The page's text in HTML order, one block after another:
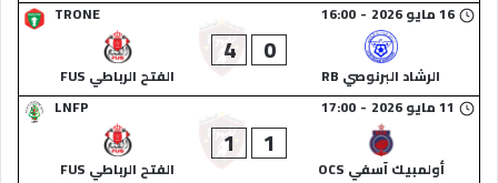
TRONE
16 مايو 2026 -
16:00
الرشاد البرنوصي RB
0
4
الفتح الرباطي FUS
LNFP
11 مايو 2026 -
17:00
أولمبيك آسفي OCS
1
1
الفتح الرباطي FUS